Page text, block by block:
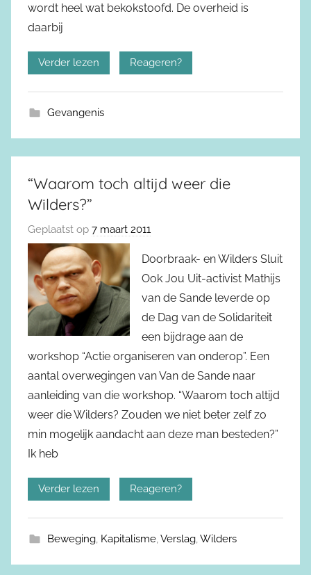
wordt heel wat bekokstoofd. De overheid is
daarbij
Verder lezen Reageren?
Gevangenis
“Waarom toch altijd weer die
Wilders?”
Geplaatst op 7 maart 2011
Doorbraak- en Wilders Sluit
Ook Jou Uit-activist Mathijs
van de Sande leverde op
de Dag van de Solidariteit
een bijdrage aan de
workshop “Actie organiseren van onderop”. Een
aantal overwegingen van Van de Sande naar
aanleiding van die workshop. “Waarom toch altijd
weer die Wilders? Zouden we niet beter zelf zo
min mogelijk aandacht aan deze man besteden?”
Ik heb
Verder lezen Reageren?
Beweging, Kapitalisme,Verslag,Wilders